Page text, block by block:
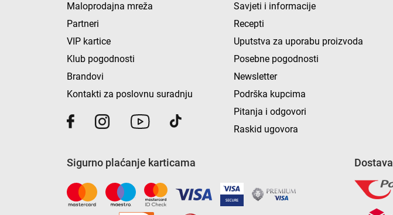
Maloprodajna mreža
Partneri
VIP kartice
Klub pogodnosti
Brandovi
Kontakti za poslovnu suradnju
Savjeti i informacije
Recepti
Uputstva za uporabu proizvoda
Posebne pogodnosti
Newsletter
Podrška kupcima
Pitanja i odgovori
Raskid ugovora
Sigurno plaćanje karticama Dostava